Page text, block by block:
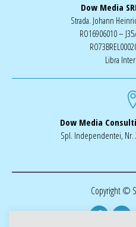
Dow Media
Strada. Johann
RO16906010 –
Libra
Dow Media
Spl. Independentei, Nr.
Copyright ©